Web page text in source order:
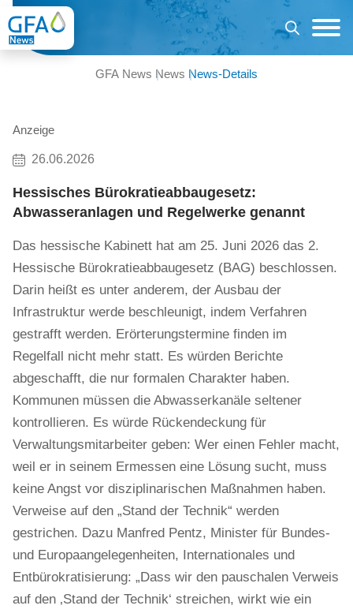
GFA News News News-Details
Anzeige
26.06.2026
Hessisches Bürokratieabbaugesetz:
Abwasseranlagen und Regelwerke genannt
Das hessische Kabinett hat am 25. Juni 2026 das 2.
Hessische Bürokratieabbaugesetz (BAG) beschlossen.
Darin heißt es unter anderem, der Ausbau der
Infrastruktur werde beschleunigt, indem Verfahren
gestrafft werden. Erörterungstermine finden im
Regelfall nicht mehr statt. Es würden Berichte
abgeschafft, die nur formalen Charakter haben.
Kommunen müssen die Abwasserkanäle seltener
kontrollieren. Es würde Rückendeckung für
Verwaltungsmitarbeiter geben: Wer einen Fehler macht,
weil er in seinem Ermessen eine Lösung sucht, muss
keine Angst vor disziplinarischen Maßnahmen haben.
Verweise auf den „Stand der Technik“ werden
gestrichen. Dazu Manfred Pentz, Minister für Bundes-
und Europaangelegenheiten, Internationales und
Entbürokratisierung: „Dass wir den pauschalen Verweis
auf den ‚Stand der Technik‘ streichen, wirkt wie ein